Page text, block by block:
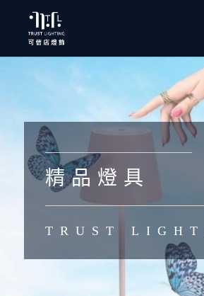
精 品 燈 具
TRUST